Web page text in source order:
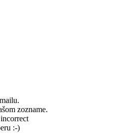
zozname.
:-)